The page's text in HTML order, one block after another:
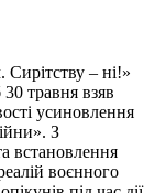
‒ ні!»
травня взяв
усиновлення
З
встановлення
воєнного